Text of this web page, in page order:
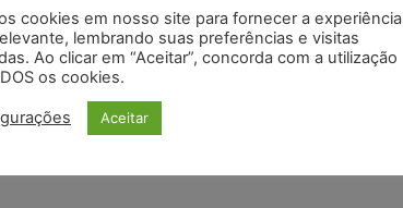
por se tratar de lesão imaterial,
na medida em que possui
de forma indireta as conseqüências da
do próprio fato. Conduta ilícita do
alegados pela parte autora, é o
cookies em nosso site para fornecer a experiência
lembrando suas preferências e visitas
Ao clicar em “Aceitar”, concorda com a utilização
os cookies.
Aceitar